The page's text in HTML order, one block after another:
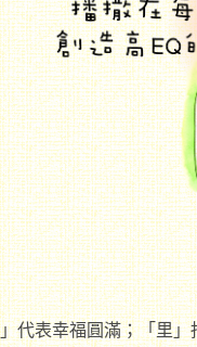
代表幸福圓滿；「里」